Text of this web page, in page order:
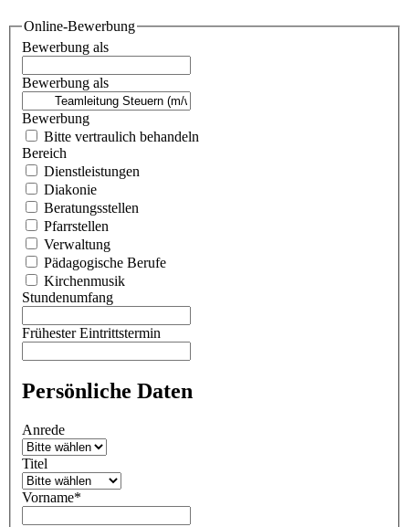
Online-Bewerbung
Bewerbung als
Bewerbung als
Bewerbung
Bitte vertraulich behandeln
Bereich
Dienstleistungen
Diakonie
Beratungsstellen
Pfarrstellen
Verwaltung
Pädagogische Berufe
Kirchenmusik
Stundenumfang
Frühester Eintrittstermin
Persönliche Daten
Anrede
Titel
Vorname*